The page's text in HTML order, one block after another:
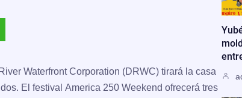
Waterfront Corporation (DRWC) tirará la casa
El festival America 250 Weekend ofrecerá tres